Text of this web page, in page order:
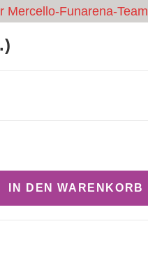
Mercello-Funarena-Team
IN DEN WARENKORB